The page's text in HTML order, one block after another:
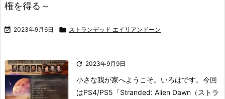
権を得る～
 2023年9月6日  ストランデッド エイリアンドーン
 2023年9月9日
小さな我が家へようこそ。いろはです。 今回
はPS4/PS5「Stranded: Alien Dawn（ストラ